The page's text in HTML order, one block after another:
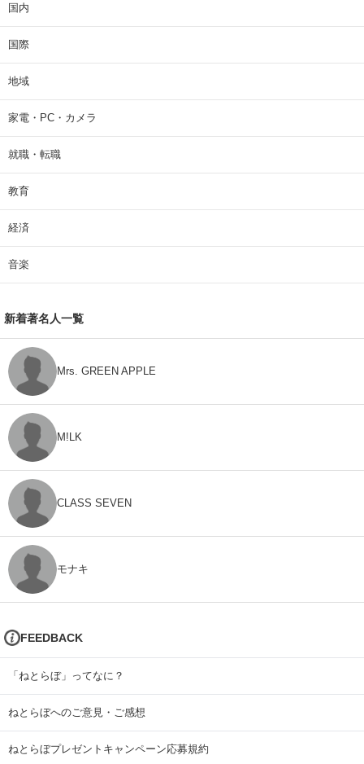
国内
国際
地域
家電・PC・カメラ
就職・転職
教育
経済
音楽
新着著名人一覧
Mrs. GREEN APPLE
M!LK
CLASS SEVEN
モナキ
FEEDBACK
「ねとらぼ」ってなに？
ねとらぼへのご意見・ご感想
ねとらぼプレゼントキャンペーン応募規約